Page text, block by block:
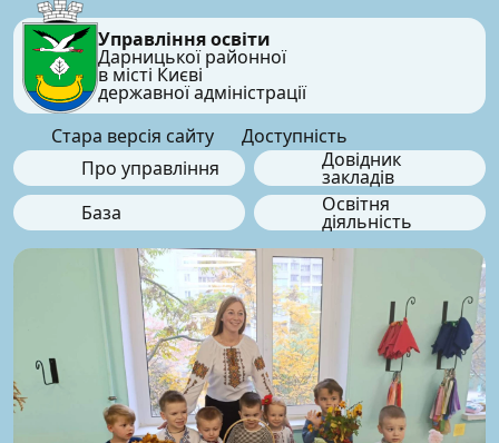
Управління освіти
Дарницької районної
в місті Києві
державної адміністрації
Стара версія сайту
Доступність
Про управління
Довідник
закладів
База
Освітня
діяльність